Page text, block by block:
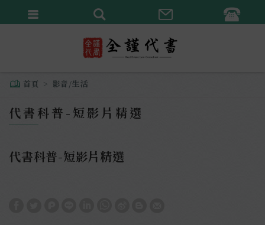
首頁 影音/生活
代書科普-短影片精選
代書科普-短影片精選
繁體中文
English